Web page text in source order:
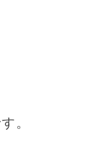
。